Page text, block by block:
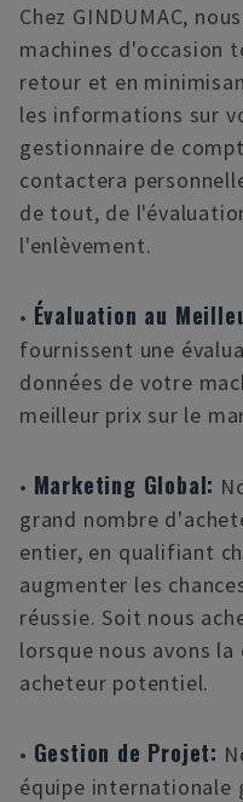
Chez GINDUMAC,
machines d'occasion
retour et en
les informations sur
gestionnaire de
contactera
de tout, de
l'enlèvement.
• Évaluation au
fournissent une
données de votre
meilleur prix sur le
• Marketing Global:
grand nombre
entier, en qualifiant
augmenter les
réussie. Soit nous
lorsque nous avons
acheteur potentiel.
• Gestion de Projet:
équipe internationale